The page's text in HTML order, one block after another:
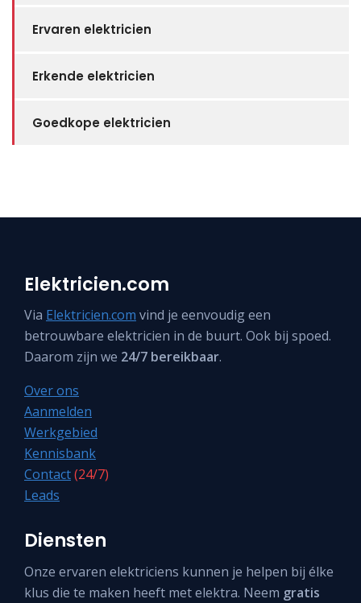
Ervaren elektricien
Erkende elektricien
Goedkope elektricien
Elektricien.com
Via Elektricien.com vind je eenvoudig een
betrouwbare elektricien in de buurt. Ook bij spoed.
Daarom zijn we 24/7 bereikbaar.
Over ons
Aanmelden
Werkgebied
Kennisbank
Contact(24/7)
Leads
Diensten
Onze ervaren elektriciens kunnen je helpen bij élke
klus die te maken heeft met elektra. Neem gratis